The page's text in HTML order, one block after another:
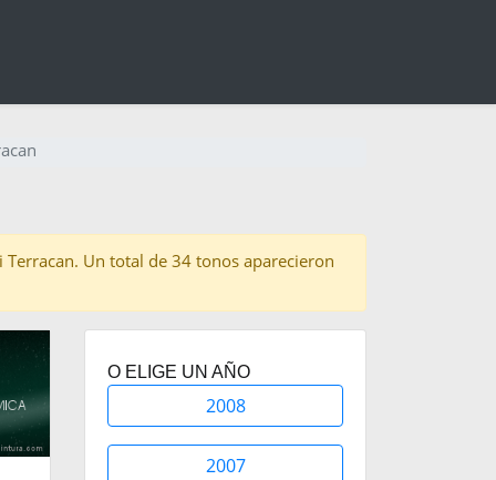
Un total de 34 tonos aparecieron
O ELIGE UN AÑO
2008
2007